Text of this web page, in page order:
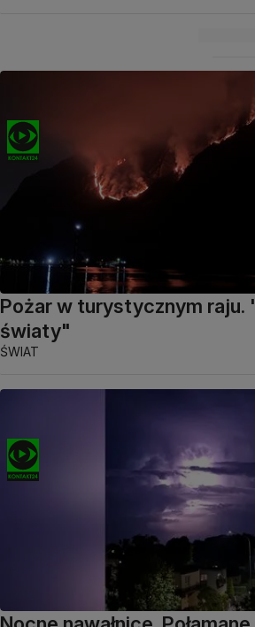
Pożar w turystycznym raju.
światy"
ŚWIAT